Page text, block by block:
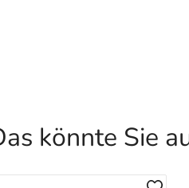
könnte Sie